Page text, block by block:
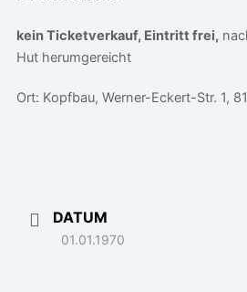
kein Ticketverkauf, Eintritt frei,
Hut herumgereicht
Ort: Kopfbau, Werner-Eckert-Str. 1,
DATUM
01.01.1970